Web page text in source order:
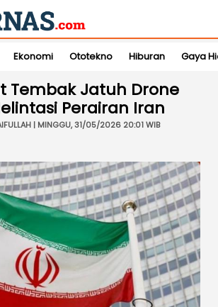
Ekonomi Ototekno Hiburan Gaya
Tembak Jatuh Drone
Perairan Iran
| MINGGU, 31/05/2026 20:01 WIB